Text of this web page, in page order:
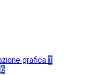
grafica 1
6